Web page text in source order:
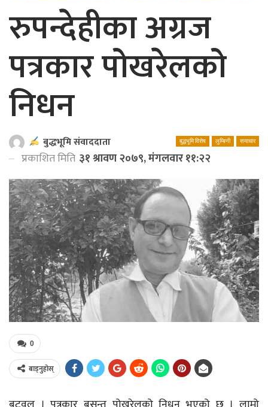
रुपन्देहीका अग्रज
पत्रकार पोखरेलको
निधन
बुद्धभूमि विशेष लुम्बिनी समाचार
बुद्धभूमि संवाददाता
प्रकाशित मिति ३१ श्रावण २०७९, मंगलवार ११:२२
0
बाड्नुहोस्